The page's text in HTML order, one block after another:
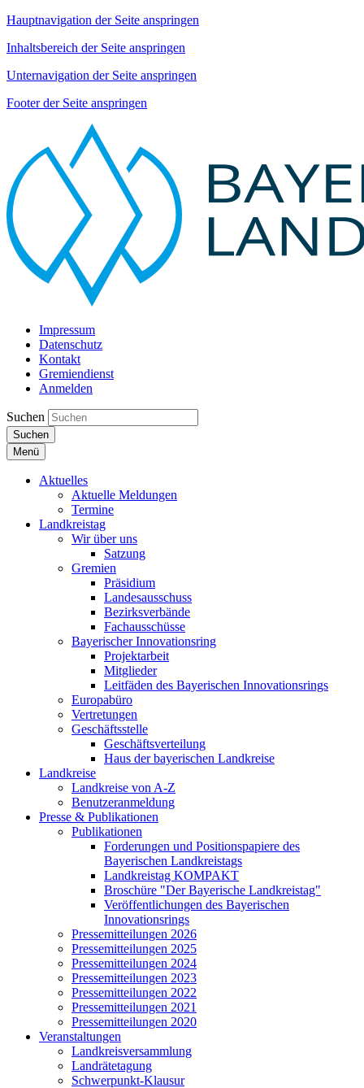
Hauptnavigation der Seite anspringen
Inhaltsbereich der Seite anspringen
Unternavigation der Seite anspringen
Footer der Seite anspringen
Impressum
Datenschutz
Kontakt
Gremiendienst
Anmelden
Suchen
Suchen
Menü
Aktuelles
Aktuelle Meldungen
Termine
Landkreistag
Wir über uns
Satzung
Gremien
Präsidium
Landesausschuss
Bezirksverbände
Fachausschüsse
Bayerischer Innovationsring
Projektarbeit
Mitglieder
Leitfäden des Bayerischen Innovationsrings
Europabüro
Vertretungen
Geschäftsstelle
Geschäftsverteilung
Haus der bayerischen Landkreise
Landkreise
Landkreise von A-Z
Benutzeranmeldung
Presse & Publikationen
Publikationen
Forderungen und Positionspapiere des
Bayerischen Landkreistags
Landkreistag KOMPAKT
Broschüre "Der Bayerische Landkreistag"
Veröffentlichungen des Bayerischen
Innovationsrings
Pressemitteilungen 2026
Pressemitteilungen 2025
Pressemitteilungen 2024
Pressemitteilungen 2023
Pressemitteilungen 2022
Pressemitteilungen 2021
Pressemitteilungen 2020
Veranstaltungen
Landkreisversammlung
Landrätetagung
Schwerpunkt-Klausur